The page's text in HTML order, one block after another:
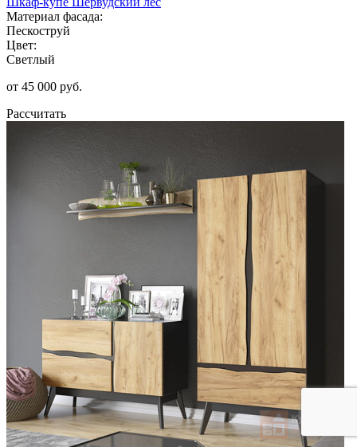
Материал фасада:
Пескоструй
Цвет:
Светлый
от 45 000 руб.
Рассчитать